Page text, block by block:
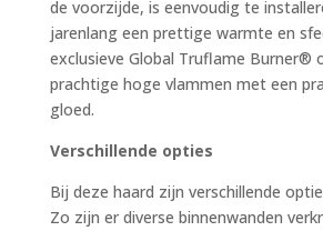
de voorzijde, is eenvoudig te
jarenlang een prettige warmte en
exclusieve Global Truflame Burner®
prachtige hoge vlammen met een
gloed.
Verschillende opties
Bij deze haard zijn verschillende
Zo zijn er diverse binnenwanden